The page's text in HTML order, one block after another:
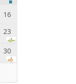
16
23
30